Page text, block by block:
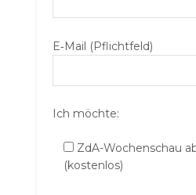
E‑Mail (Pflichtfeld)
Ich möchte:
ZdA-Wochenschau
(kostenlos)